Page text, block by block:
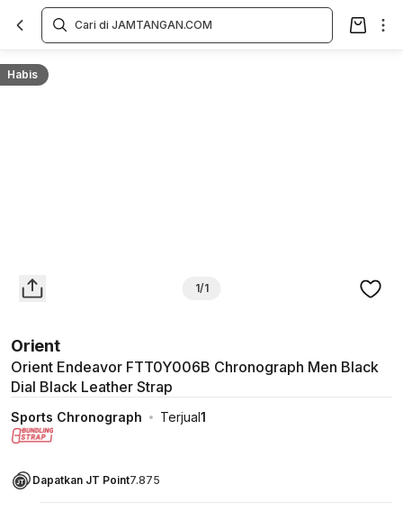
Habis
1/1
Orient
Orient Endeavor FTT0Y006B Chronograph Men Black
Dial Black Leather Strap
Sports Chronograph Terjual1
Dapatkan JT Point7.875
Overview